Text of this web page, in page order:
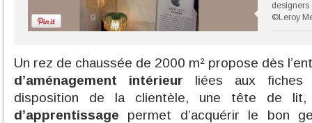
designers
©Leroy
Un rez de chaussée de 2000 m² propose dès
d’aménagement intérieur liées aux fiches
disposition de la clientèle, une tête de
d’apprentissage permet d’acquérir le bon